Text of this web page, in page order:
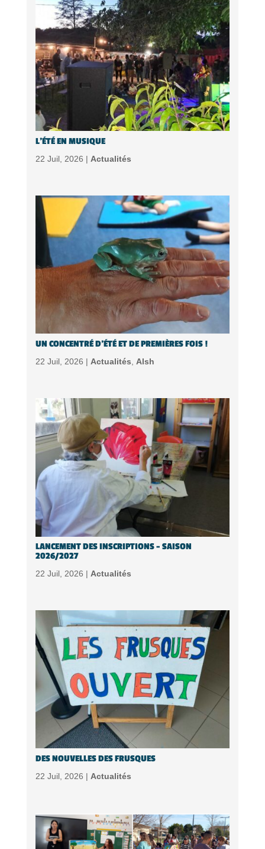
L’ÉTÉ EN MUSIQUE
22 Juil, 2026 | Actualités
UN CONCENTRÉ D’ÉTÉ ET DE PREMIÈRES FOIS !
22 Juil, 2026 | Actualités Alsh
LANCEMENT DES INSCRIPTIONS – SAISON
2026/2027
22 Juil, 2026 | Actualités
DES NOUVELLES DES FRUSQUES
22 Juil, 2026 | Actualités